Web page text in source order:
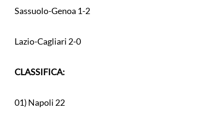
Sassuolo-Genoa 1-2
Lazio-Cagliari 2-0
CLASSIFICA:
01) Napoli 22